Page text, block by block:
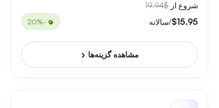
شروع از $19.94
$15.95/سالانه -20%
مشاهده گزینه‌ها